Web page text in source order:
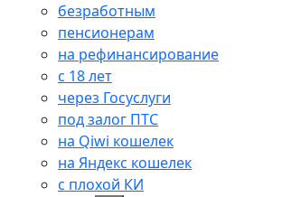
безработным
пенсионерам
на рефинансирование
с 18 лет
через Госуслуги
под залог ПТС
на Qiwi кошелек
на Яндекс кошелек
с плохой КИ